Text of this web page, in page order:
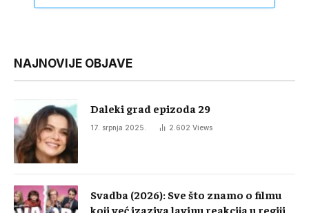
NAJNOVIJE OBJAVE
Daleki grad epizoda 29
17. srpnja 2025. 2.602 Views
Svadba (2026): Sve što znamo o filmu
koji već izaziva lavinu reakcija u regiji